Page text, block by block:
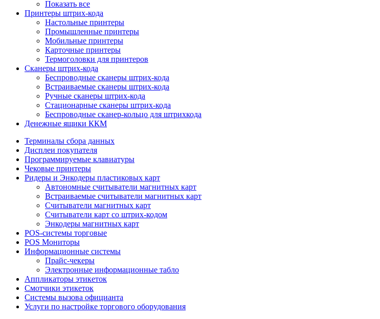
Показать все
Принтеры штрих-кода
Настольные принтеры
Промышленные принтеры
Мобильные принтеры
Карточные принтеры
Термоголовки для принтеров
Сканеры штрих-кода
Беспроводные сканеры штрих-кода
Встраиваемые сканеры штрих-кода
Ручные сканеры штрих-кода
Стационарные сканеры штрих-кода
Беспроводные сканер-кольцо для штрихкода
Денежные ящики ККМ
Терминалы сбора данных
Дисплеи покупателя
Программируемые клавиатуры
Чековые принтеры
Ридеры и Энкодеры пластиковых карт
Автономные считыватели магнитных карт
Встраиваемые считыватели магнитных карт
Считыватели магнитных карт
Считыватели карт со штрих-кодом
Энкодеры магнитных карт
POS-системы торговые
POS Мониторы
Информационные системы
Прайс-чекеры
Электронные информационные табло
Аппликаторы этикеток
Смотчики этикеток
Системы вызова официанта
Услуги по настройке торгового оборудования